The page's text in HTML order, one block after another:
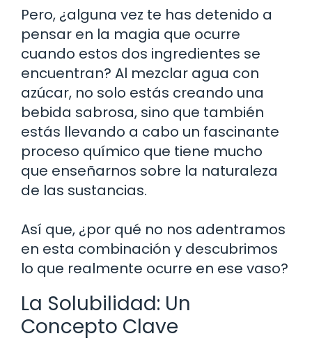
Pero, ¿alguna vez te has detenido a
pensar en la magia que ocurre
cuando estos dos ingredientes se
encuentran? Al mezclar agua con
azúcar, no solo estás creando una
bebida sabrosa, sino que también
estás llevando a cabo un fascinante
proceso químico que tiene mucho
que enseñarnos sobre la naturaleza
de las sustancias.
Así que, ¿por qué no nos adentramos
en esta combinación y descubrimos
lo que realmente ocurre en ese vaso?
La Solubilidad: Un
Concepto Clave